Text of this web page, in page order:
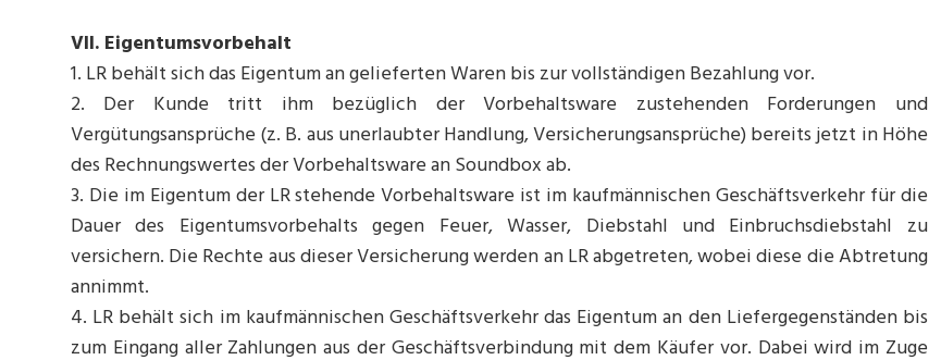
VII. Eigentumsvorbehalt
1. LR behält sich das Eigentum an gelieferten Waren bis zur vollständigen Bezahlung vor.
2. Der Kunde tritt ihm bezüglich der Vorbehaltsware zustehenden Forderungen und
Vergütungsansprüche (z. B. aus unerlaubter Handlung, Versicherungsansprüche) bereits jetzt in Höhe
des Rechnungswertes der Vorbehaltsware an Soundbox ab.
3. Die im Eigentum der LR stehende Vorbehaltsware ist im kaufmännischen Geschäftsverkehr für die
Dauer des Eigentumsvorbehalts gegen Feuer, Wasser, Diebstahl und Einbruchsdiebstahl zu
versichern. Die Rechte aus dieser Versicherung werden an LR abgetreten, wobei diese die Abtretung
annimmt.
4. LR behält sich im kaufmännischen Geschäftsverkehr das Eigentum an den Liefergegenständen bis
zum Eingang aller Zahlungen aus der Geschäftsverbindung mit dem Käufer vor. Dabei wird im Zuge